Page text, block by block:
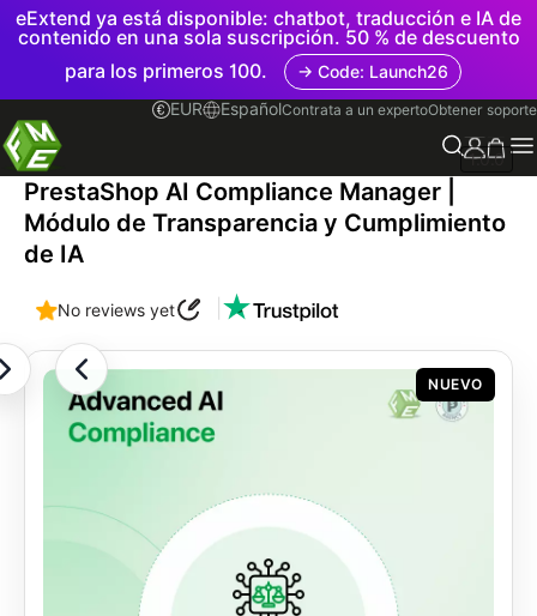
eExtend ya está disponible: chatbot, traducción e IA de
contenido en una sola suscripción. 50 % de descuento
para los primeros 100.
→ Code: Launch26
EUR
EspañolContrata a un expertoObtener soporte
NUEVO
1.0.0
PrestaShop AI Compliance Manager |
Módulo de Transparencia y Cumplimiento
de IA
No reviews yet